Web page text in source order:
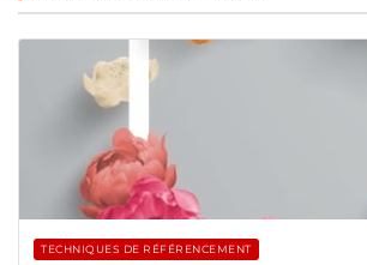
TECHNIQUES DE RÉFÉRENCEMENT